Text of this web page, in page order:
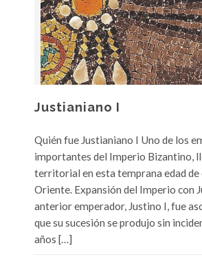
Justianiano I
Quién fue Justianiano I Uno de los
importantes del Imperio Bizantino,
territorial en esta temprana edad
Oriente. Expansión del Imperio con
anterior emperador, Justino I, fue
que su sucesión se produjo sin
años […]